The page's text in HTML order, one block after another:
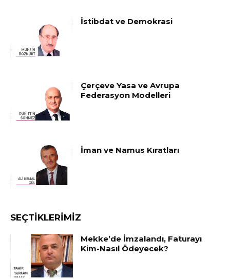
İstibdat ve Demokrasi
Çerçeve Yasa ve Avrupa
Federasyon Modelleri
İman ve Namus Kıratları
SEÇTIKLERIMIZ
Mekke’de İmzalandı, Faturayı
Kim-Nasıl Ödeyecek?